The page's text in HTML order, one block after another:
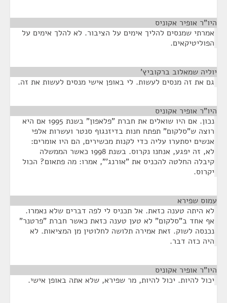
היו"ר אופיר אקוניס
אמרתי שמנסים להליך אימים על הציבור. לא להלך אימים על
הפוליטיקאים.
יוליה שמאלוב ברקוביץ'
גם את זה מנסים לעשות. לי באופן אישי מנסים לעשות את זה.
היו"ר אופיר אקוניס
נכון. אם היו שואלים את חברת "פלאפון" בשנת 1995 אם היא
רוצה ש"סלקום" תפתח חנות בדיזנגוף סנטר ועשרות אלפי
אנשים יסתערו עליה כדי לקנות מכשירים, הם היו אומרים:
לא, זה יפגע, אנחנו נקרוס. בשנת 1998 כאשר הממשלה
קיבלה החלטה להכניס את "אורנג'", אמרו: מה פתאום? הכול
יקרוס.
עמוס שפירא
לא היתה טענה כזאת. אל תכניס לי לפה דברים שלא נאמרו.
אף אחד ב"סלקום" לא טען טענה כזאת כאשר חברת "פרטנר"
נכנסה לשוק. זאת אמירה תלושה לחלוטין מן המציאות. לא
היה כזה דבר.
היו"ר אופיר אקוניס
יכול להיות. יכול להיות, מר שפירא, שלא אתה באופן אישי.